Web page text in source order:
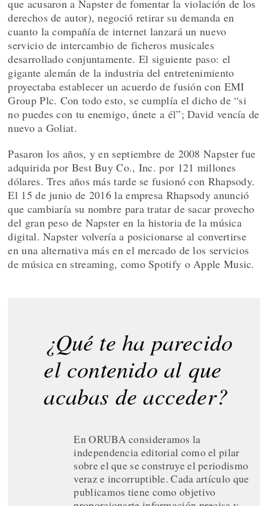
que acusaron a Napster de fomentar la violación de los
derechos de autor), negoció retirar su demanda en
cuanto la compañía de internet lanzará un nuevo
servicio de intercambio de ficheros musicales
desarrollado conjuntamente. El siguiente paso: el
gigante alemán de la industria del entretenimiento
proyectaba establecer un acuerdo de fusión con EMI
Group Plc. Con todo esto, se cumplía el dicho de “si
no puedes con tu enemigo, únete a él”; David vencía de
nuevo a Goliat.
Pasaron los años, y en septiembre de 2008 Napster fue
adquirida por Best Buy Co., Inc. por 121 millones
dólares. Tres años más tarde se fusionó con Rhapsody.
El 15 de junio de 2016 la empresa Rhapsody anunció
que cambiaría su nombre para tratar de sacar provecho
del gran peso de Napster en la historia de la música
digital. Napster volvería a posicionarse al convertirse
en una alternativa más en el mercado de los servicios
de música en streaming, como Spotify o Apple Music.
¿Qué te ha parecido
el contenido al que
acabas de acceder?
En ORUBA consideramos la
independencia editorial como el pilar
sobre el que se construye el periodismo
veraz e incorruptible. Cada artículo que
publicamos tiene como objetivo